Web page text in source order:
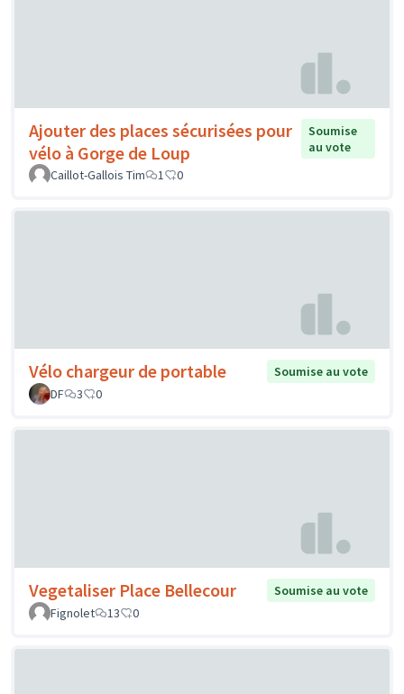
Ajouter des places sécurisées pour
vélo à Gorge de Loup
Soumise
au vote
Caillot-Gallois Tim
1 0
Vélo chargeur de portable
Soumise au vote
DF
3 0
Vegetaliser Place Bellecour
Soumise au vote
Fignolet
13 0